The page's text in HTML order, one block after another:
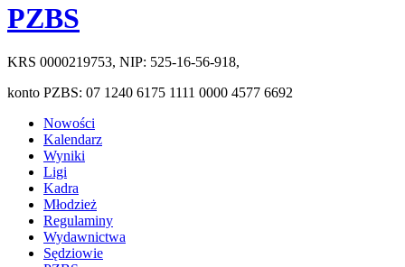
PZBS
KRS 0000219753, NIP: 525-16-56-918,
konto PZBS: 07 1240 6175 1111 0000 4577 6692
Nowości
Kalendarz
Wyniki
Ligi
Kadra
Młodzież
Regulaminy
Wydawnictwa
Sędziowie